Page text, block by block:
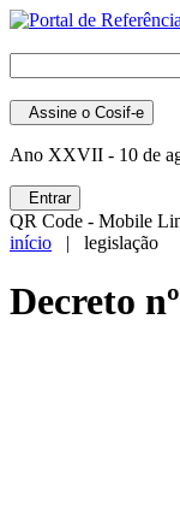
Assine o Cosif-e
Ano XXVII - 10 de
Entrar
QR Code - Mobile
início | legislação
Decreto